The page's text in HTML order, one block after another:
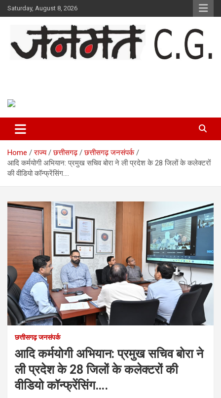
Skip
to
Saturday, August 8, 2026
Home राज्य छत्तीसगढ़
छत्तीसगढ़ जनसंपर्क
आदि कर्मयोगी अभियान: प्रमुख सचिव बोरा ने ली प्रदेश के 28 जिलों के कलेक्टरों
की वीडियो कॉन्फ्रेंसिंग….
छत्तीसगढ़ जनसंपर्क
आदि कर्मयोगी अभियान: प्रमुख सचिव बोरा ने
ली प्रदेश के 28 जिलों के कलेक्टरों की
वीडियो कॉन्फ्रेंसिंग….